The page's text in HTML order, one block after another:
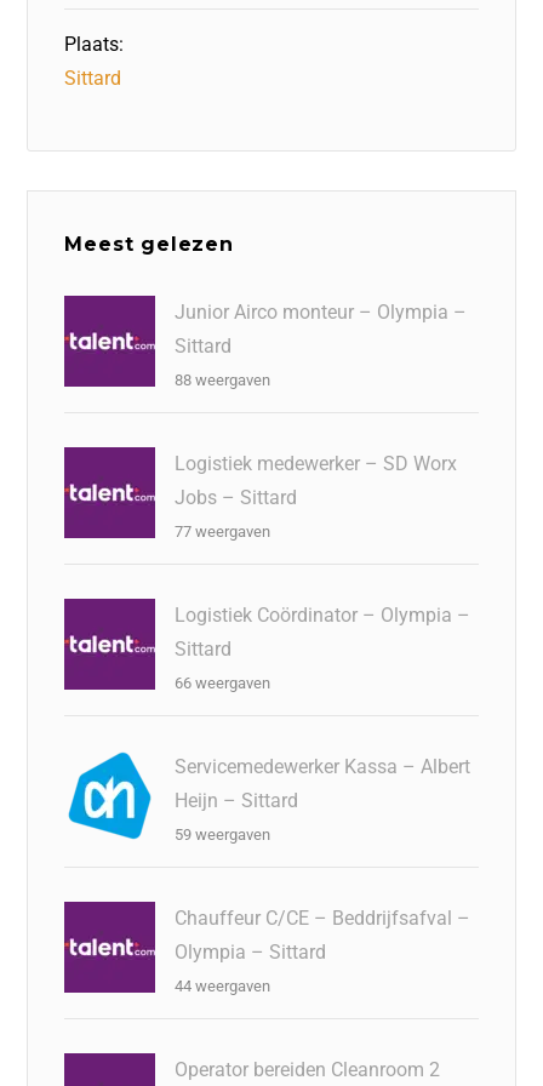
Plaats:
Sittard
Meest gelezen
Junior Airco monteur – Olympia –
Sittard
88 weergaven
Logistiek medewerker – SD Worx
Jobs – Sittard
77 weergaven
Logistiek Coördinator – Olympia –
Sittard
66 weergaven
Servicemedewerker Kassa – Albert
Heijn – Sittard
59 weergaven
Chauffeur C/CE – Beddrijfsafval –
Olympia – Sittard
44 weergaven
Operator bereiden Cleanroom 2